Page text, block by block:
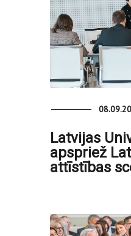
Latvijas
apspriež
attīstības